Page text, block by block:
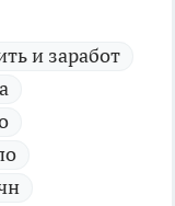
и заработ